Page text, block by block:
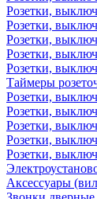
Розетки,
Розетки,
Розетки,
Розетки,
Розетки,
Таймеры
Розетки,
Розетки,
Розетки,
Розетки,
Розетки,
Аксессуары